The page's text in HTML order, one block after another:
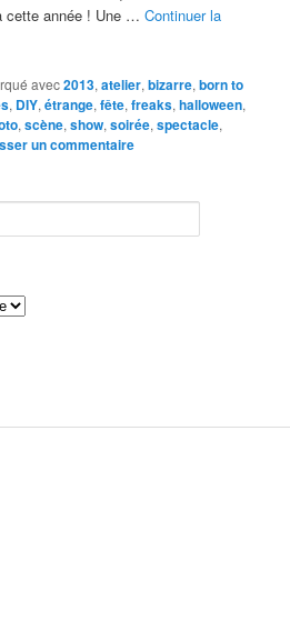
cette année ! Une …Continuer la
avec2013,atelier,bizarre,born to
, DIY,étrange,fête,freaks,halloween,
,scène,show,soirée,spectacle,
un commentaire